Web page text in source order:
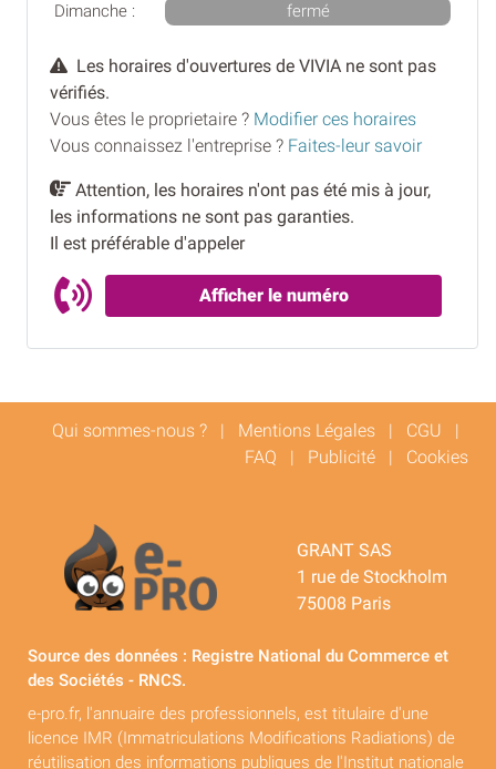
Dimanche :
fermé
Les horaires d'ouvertures de VIVIA ne sont pas
vérifiés.
Vous êtes le proprietaire ? Modifier ces horaires
Vous connaissez l'entreprise ? Faites-leur savoir
Attention, les horaires n'ont pas été mis à jour,
les informations ne sont pas garanties.
Il est préférable d'appeler
Afficher le numéro
Qui sommes-nous ? | Mentions Légales | CGU |
FAQ | Publicité | Cookies
GRANT SAS
1 rue de Stockholm
75008 Paris
Source des données : Registre National du Commerce et
des Sociétés - RNCS.
e-pro.fr, l'annuaire des professionnels, est titulaire d'une
licence IMR (Immatriculations Modifications Radiations) de
réutilisation des informations publiques de l'Institut nationale